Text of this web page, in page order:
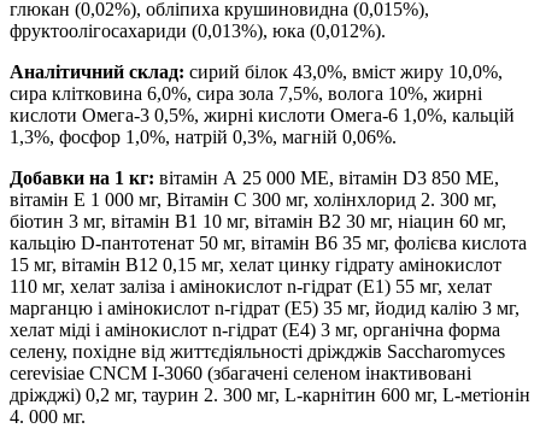
глюкан (0,02%), обліпиха крушиновидна (0,015%),
фруктоолігосахариди (0,013%), юка (0,012%).
Аналітичний склад: сирий білок 43,0%, вміст жиру 10,0%,
сира клітковина 6,0%, сира зола 7,5%, волога 10%, жирні
кислоти Омега-3 0,5%, жирні кислоти Омега-6 1,0%, кальцій
1,3%, фосфор 1,0%, натрій 0,3%, магній 0,06%.
Добавки на 1 кг: вітамін А 25 000 ME, вітамін D3 850 ME,
вітамін E 1 000 мг, Вітамін С 300 мг, холінхлорид 2. 300 мг,
біотин 3 мг, вітамін В1 10 мг, вітамін В2 30 мг, ніацин 60 мг,
кальцію D-пантотенат 50 мг, вітамін В6 35 мг, фолієва кислота
15 мг, вітамін В12 0,15 мг, хелат цинку гідрату амінокислот
110 мг, xелат заліза і амінокислот n-гідрат (E1) 55 мг, xелат
марганцю і амінокислот n-гідрат (E5) 35 мг, йодид калію 3 мг,
хелат міді і амінокислот n-гідрат (E4) 3 мг, органічна форма
селену, похідне від життєдіяльності дріжджів Saccharomyces
cerevisiae CNCM I-3060 (збагачені селеном інактивовані
дріжджі) 0,2 мг, таурин 2. 300 мг, L-карнітин 600 мг, L-метіонін
4. 000 мг.